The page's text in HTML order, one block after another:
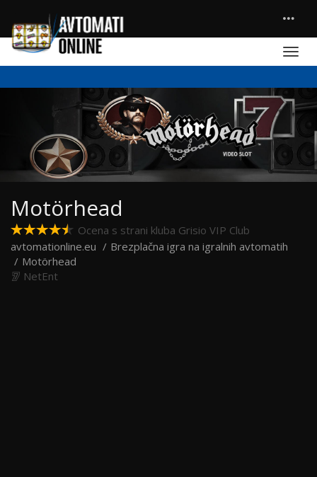
Motörhead
Ocena s strani kluba Grisio VIP Club
avtomationline.eu
Brezplačna igra na igralnih avtomatih
Motörhead
NetEnt